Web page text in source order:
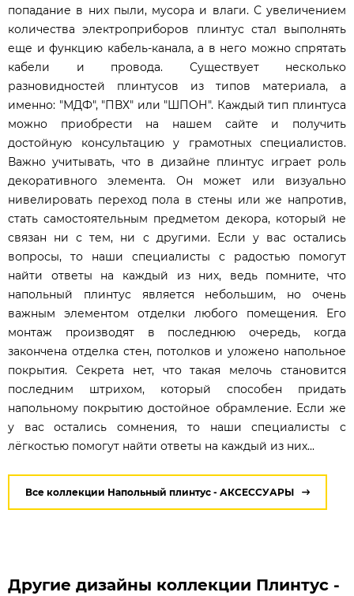
попадание в них пыли, мусора и влаги. С увеличением
количества электроприборов плинтус стал выполнять
еще и функцию кабель-канала, а в него можно спрятать
кабели и провода. Существует несколько
разновидностей плинтусов из типов материала, а
именно: "МДФ", "ПВХ" или "ШПОН". Каждый тип плинтуса
можно приобрести на нашем сайте и получить
достойную консультацию у грамотных специалистов.
Важно учитывать, что в дизайне плинтус играет роль
декоративного элемента. Он может или визуально
нивелировать переход пола в стены или же напротив,
стать самостоятельным предметом декора, который не
связан ни с тем, ни с другими. Если у вас остались
вопросы, то наши специалисты с радостью помогут
найти ответы на каждый из них, ведь помните, что
напольный плинтус является небольшим, но очень
важным элементом отделки любого помещения. Его
монтаж производят в последнюю очередь, когда
закончена отделка стен, потолков и уложено напольное
покрытия. Секрета нет, что такая мелочь становится
последним штрихом, который способен придать
напольному покрытию достойное обрамление. Если же
у вас остались сомнения, то наши специалисты с
лёгкостью помогут найти ответы на каждый из них...
Все коллекции Напольный плинтус - АКСЕССУАРЫ
Другие дизайны коллекции Плинтус -